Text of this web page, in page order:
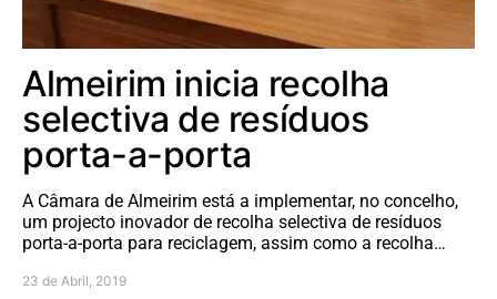
Almeirim inicia recolha
selectiva de resíduos
porta-a-porta
A Câmara de Almeirim está a implementar, no concelho,
um projecto inovador de recolha selectiva de resíduos
porta-a-porta para reciclagem, assim como a recolha…
23 de Abril, 2019